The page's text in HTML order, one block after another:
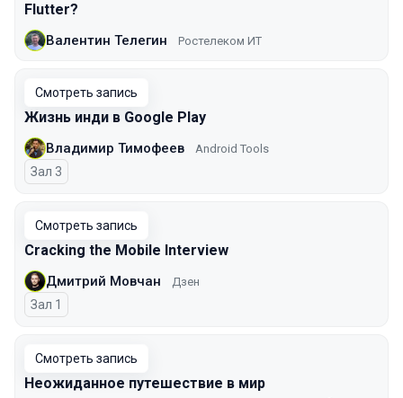
Flutter?
Валентин Телегин Ростелеком ИТ
Смотреть запись
Жизнь инди в Google Play
Владимир Тимофеев Android Tools
Зал 3
Смотреть запись
Cracking the Mobile Interview
Дмитрий Мовчан Дзен
Зал 1
Смотреть запись
Неожиданное путешествие в мир